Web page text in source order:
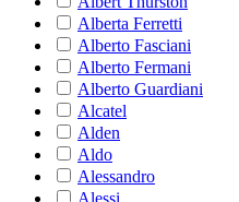
Alberta Ferretti
Alberto Fasciani
Alberto Fermani
Alberto Guardiani
Alcatel
Alden
Aldo
Alessandro
Alessi